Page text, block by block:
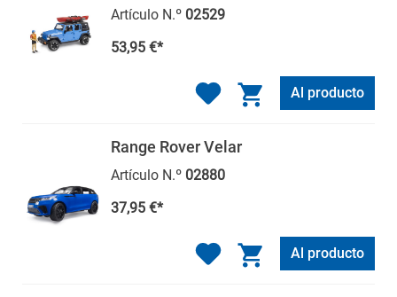
Artículo N.º 02529
53,95 €*
Al producto
Range Rover Velar
Artículo N.º 02880
37,95 €*
Al producto